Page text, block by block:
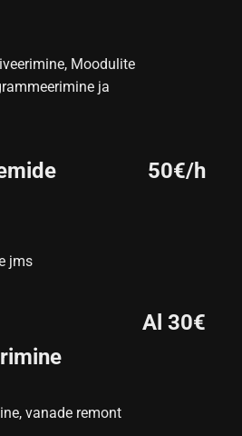
Moodulite
ja
jms
50€/h
vanade remont
Al 30€